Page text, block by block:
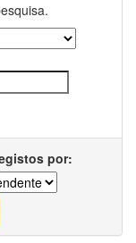
por: